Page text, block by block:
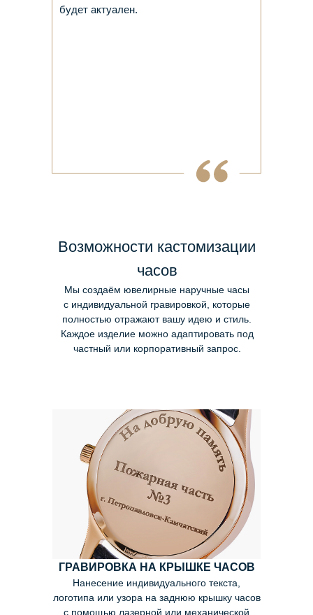
будет актуален.
ГРАВИРОВКА НА КРЫШКЕ ЧАСОВ
Нанесение индивидуального текста,
логотипа или узора на заднюю крышку часов
с помощью лазерной или механической
Возможности кастомизации
часов
Мы создаём ювелирные наручные часы
с индивидуальной гравировкой, которые
полностью отражают вашу идею и стиль.
Каждое изделие можно адаптировать под
частный или корпоративный запрос.